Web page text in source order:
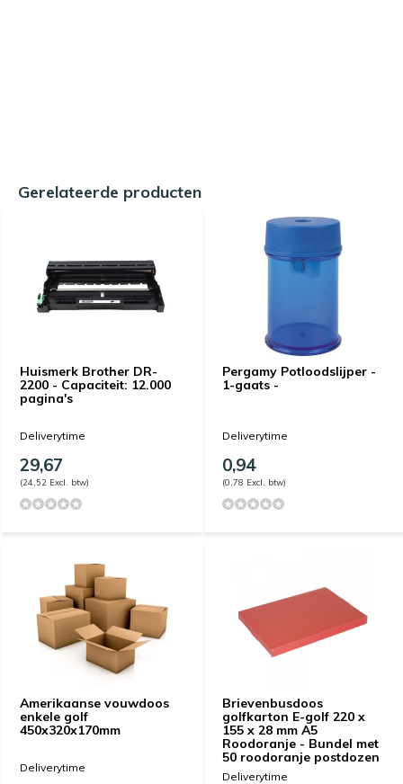
Gerelateerde producten
Huismerk Brother DR-
2200 - Capaciteit: 12.000
pagina's
Deliverytime
29,67
(24,52 Excl. btw)
Pergamy Potloodslijper -
1-gaats -
Deliverytime
0,94
(0,78 Excl. btw)
Amerikaanse vouwdoos
enkele golf
450x320x170mm
Deliverytime
Brievenbusdoos
golfkarton E-golf 220 x
155 x 28 mm A5
Roodoranje - Bundel met
50 roodoranje postdozen
Deliverytime